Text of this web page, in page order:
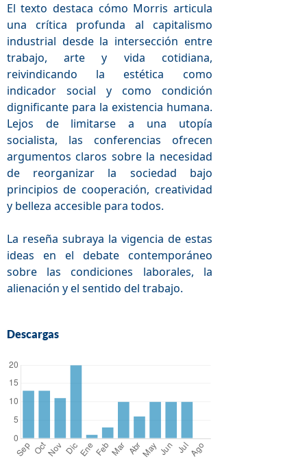
El texto destaca cómo Morris articula
una crítica profunda al capitalismo
industrial desde la intersección entre
trabajo, arte y vida cotidiana,
reivindicando la estética como
indicador social y como condición
dignificante para la existencia humana.
Lejos de limitarse a una utopía
socialista, las conferencias ofrecen
argumentos claros sobre la necesidad
de reorganizar la sociedad bajo
principios de cooperación, creatividad
y belleza accesible para todos.
La reseña subraya la vigencia de estas
ideas en el debate contemporáneo
sobre las condiciones laborales, la
alienación y el sentido del trabajo.
Descargas